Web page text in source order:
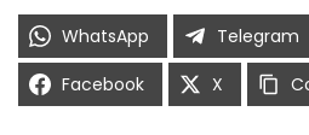
WhatsApp Telegram
Facebook
X